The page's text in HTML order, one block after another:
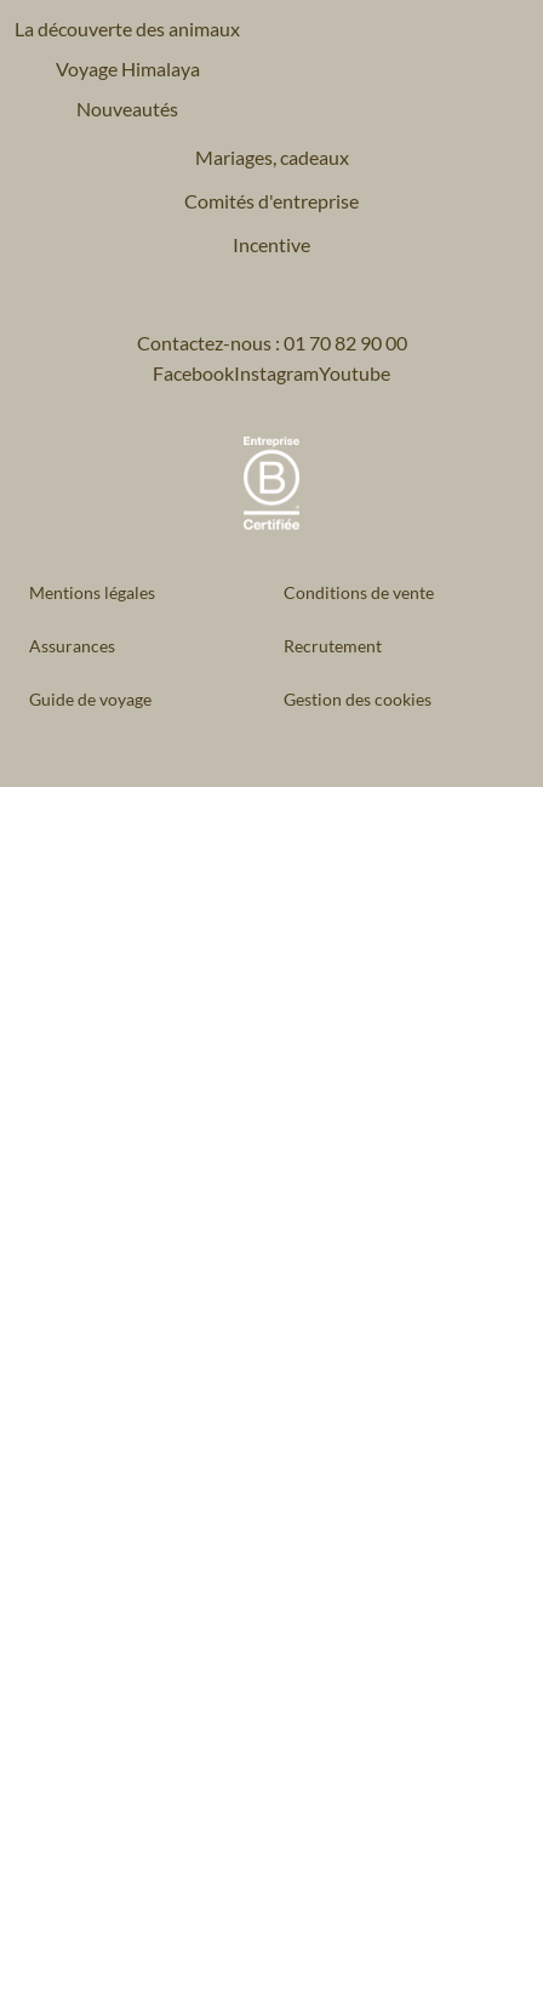
La découverte des animaux
Voyage Himalaya
Nouveautés
Mariages, cadeaux
Comités d'entreprise
Incentive
Contactez-nous : 01 70 82 90 00
FacebookInstagramYoutube
Mentions légales Conditions de vente
Assurances Recrutement
Guide de voyage Gestion des cookies